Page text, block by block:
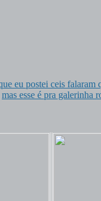
eu postei ceis
mas esse é pra galerinha